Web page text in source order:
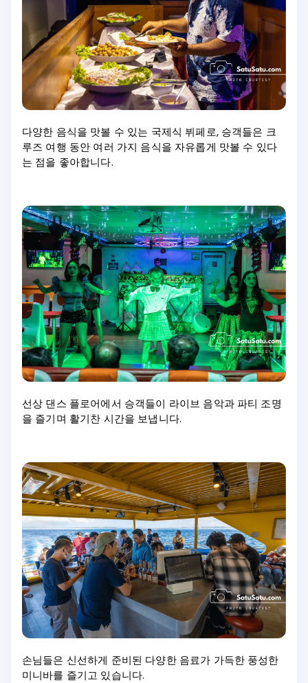
다양한 음식을 맛볼 수 있는 국제식 뷔페로, 승객들은 크
루즈 여행 동안 여러 가지 음식을 자유롭게 맛볼 수 있다
는 점을 좋아합니다.
선상 댄스 플로어에서 승객들이 라이브 음악과 파티 조명
을 즐기며 활기찬 시간을 보냅니다.
손님들은 신선하게 준비된 다양한 음료가 가득한 풍성한
미니바를 즐기고 있습니다.